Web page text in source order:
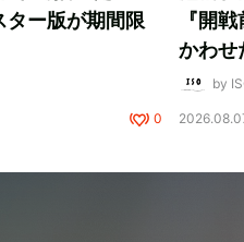
ター版が期間限
0
『開
かわせ
by